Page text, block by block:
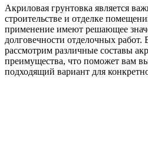
Акриловая грунтовка является
строительстве и отделке
применение имеют решающее
долговечности отделочных работ.
рассмотрим различные составы
преимущества, что поможет вам
подходящий вариант для